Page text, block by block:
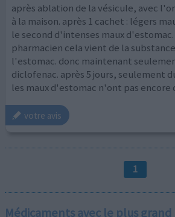
après ablation de la vésicule, avec
à la maison. après 1 cachet : légers
le second d'intenses maux
pharmacien cela vient de la
l'estomac. donc maintenant
diclofenac. après 5 jours, seulement
les maux d'estomac n'ont pas encore
votre avis
1
Médicaments avec le plus